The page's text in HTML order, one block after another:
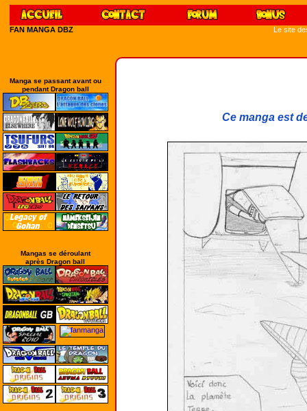
FAN MANGA DBZ Le site
Manga se passant avant ou
pendant Dragon ball
Mangas se déroulant
après Dragon ball
Ce manga est